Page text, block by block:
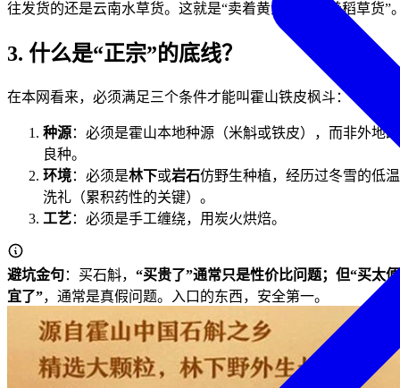
往发货的还是云南水草货。这就是“卖着黄金价，发着稻草货”
3. 什么是“正宗”的底线？
在本网看来，必须满足三个条件才能叫霍山铁皮枫斗：
种源：必须是霍山本地种源（米斛或铁皮），而非外地改
良种。
环境：必须是林下或岩石仿野生种植，经历过冬雪的低温
洗礼（累积药性的关键）。
工艺：必须是手工缠绕，用炭火烘焙。
避坑金句：买石斛， “买贵了”通常只是性价比问题；但“买太便
宜了”，通常是真假问题。入口的东西，安全第一。